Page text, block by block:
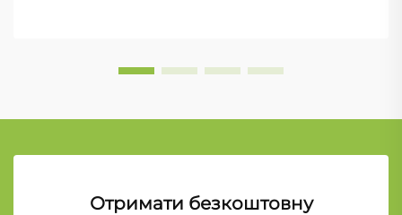
Отримати безкоштовну